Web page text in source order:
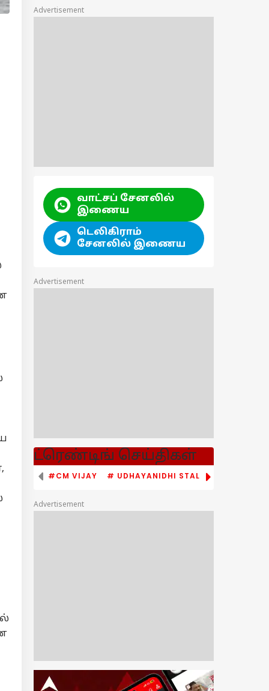
Advertisement
வாட்சப் சேனலில்
இணைய
டெலிகிராம்
சேனலில் இணைய
Advertisement
ட்ரெண்டிங் செய்திகள்
#CM VIJAY # UDHAYANIDHI STALIN
Advertisement